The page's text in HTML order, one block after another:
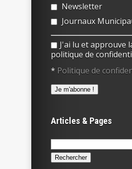
Newsletter
Journaux
J'ai lu et approuve
politique de
* Politique de
Articles & Pages
Rechercher :